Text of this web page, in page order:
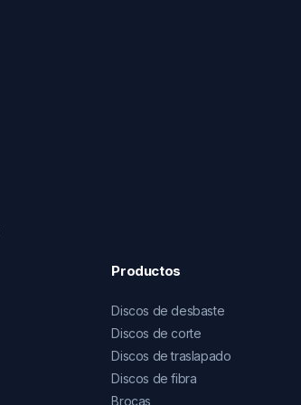
Productos
Discos de desbaste
Discos de corte
Discos de traslapado
Discos de fibra
Brocas